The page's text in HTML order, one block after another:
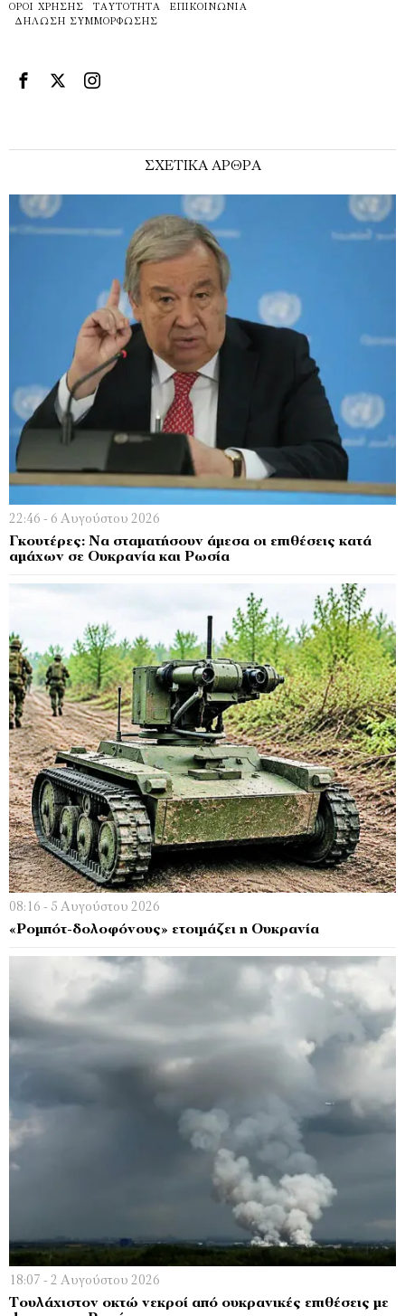
ΌΡΟΙ ΧΡΉΣΗΣ ΤΑΥΤΌΤΗΤΑ
ΕΠΙΚΟΙΝΩΝΊΑ
ΔΉΛΩΣΗ ΣΥΜΜΌΡΦΩΣΗΣ
ΣΧΕΤΙΚΑ ΑΡΘΡΑ
22:46 - 6 Αυγούστου 2026
Γκουτέρες: Να σταματήσουν άμεσα οι επιθέσεις κατά
αμάχων σε Ουκρανία και Ρωσία
08:16 - 5 Αυγούστου 2026
«Ρομπότ-δολοφόνους» ετοιμάζει η Ουκρανία
18:07 - 2 Αυγούστου 2026
Τουλάχιστον οκτώ νεκροί από ουκρανικές επιθέσεις με